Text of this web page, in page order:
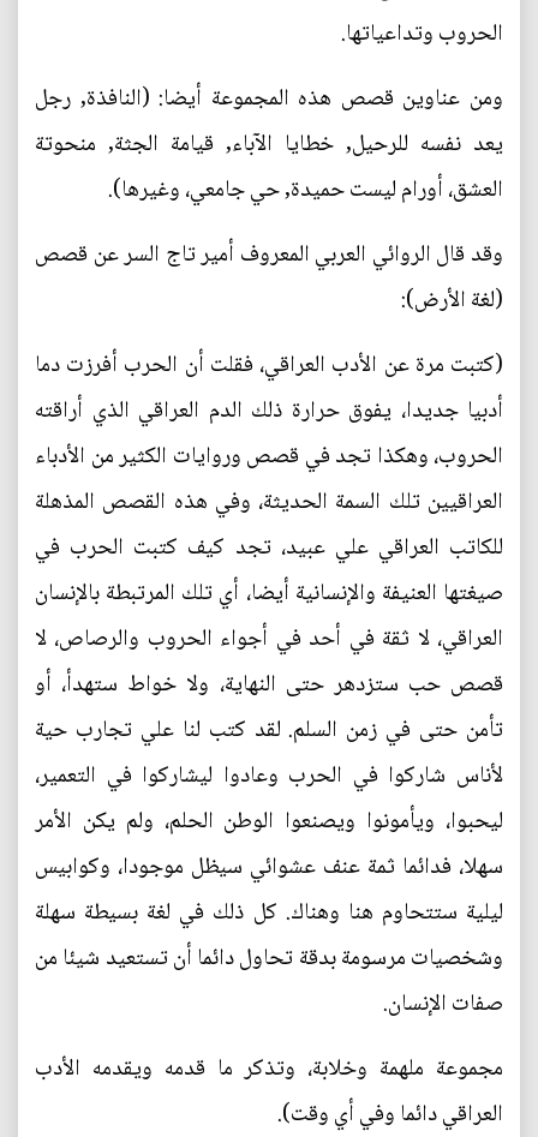
الحروب وتداعياتها.
ومن عناوين قصص هذه المجموعة أيضا: (النافذة, رجل
يعد نفسه للرحيل, خطايا الآباء, قيامة الجثة, منحوتة
العشق، أورام ليست حميدة, حي جامعي، وغيرها).
وقد قال الروائي العربي المعروف أمير تاج السر عن قصص
(لغة الأرض):
(كتبت مرة عن الأدب العراقي، فقلت أن الحرب أفرزت دما
أدبيا جديدا، يفوق حرارة ذلك الدم العراقي الذي أراقته
الحروب، وهكذا تجد في قصص وروايات الكثير من الأدباء
العراقيين تلك السمة الحديثة، وفي هذه القصص المذهلة
للكاتب العراقي علي عبيد، تجد كيف كتبت الحرب في
صيغتها العنيفة والإنسانية أيضا، أي تلك المرتبطة بالإنسان
العراقي، لا ثقة في أحد في أجواء الحروب والرصاص، لا
قصص حب ستزدهر حتى النهاية، ولا خواط ستهدأ، أو
تأمن حتى في زمن السلم. لقد كتب لنا علي تجارب حية
لأناس شاركوا في الحرب وعادوا ليشاركوا في التعمير،
ليحبوا، ويأمونوا ويصنعوا الوطن الحلم، ولم يكن الأمر
سهلا، فدائما ثمة عنف عشوائي سيظل موجودا، وكوابيس
ليلية ستتحاوم هنا وهناك. كل ذلك في لغة بسيطة سهلة
وشخصيات مرسومة بدقة تحاول دائما أن تستعيد شيئا من
صفات الإنسان.
مجموعة ملهمة وخلابة، وتذكر ما قدمه ويقدمه الأدب
العراقي دائما وفي أي وقت).